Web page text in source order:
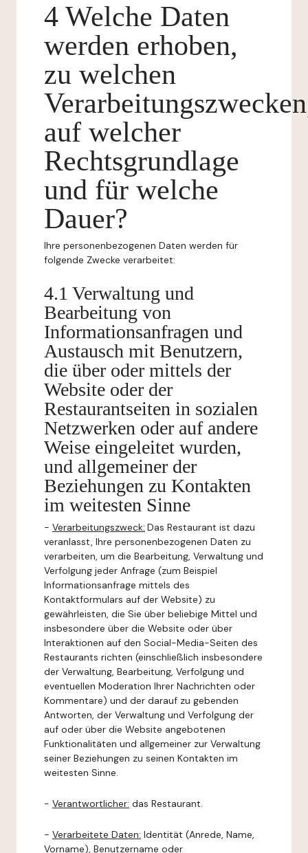
4 Welche Daten
werden erhoben,
zu welchen
auf welcher
Rechtsgrundlage
und für welche
Dauer?
Ihre personenbezogenen Daten werden für
folgende Zwecke verarbeitet:
4.1 Verwaltung und
Bearbeitung von
Informationsanfragen und
Austausch mit Benutzern,
die über oder mittels der
Website oder der
Restaurantseiten in sozialen
Netzwerken oder auf andere
Weise eingeleitet wurden,
und allgemeiner der
Beziehungen zu Kontakten
im weitesten Sinne
- Verarbeitungszweck: Das Restaurant ist dazu
veranlasst, Ihre personenbezogenen Daten zu
verarbeiten, um die Bearbeitung, Verwaltung und
Verfolgung jeder Anfrage (zum Beispiel
Informationsanfrage mittels des
Kontaktformulars auf der Website) zu
gewährleisten, die Sie über beliebige Mittel und
insbesondere über die Website oder über
Interaktionen auf den Social-Media-Seiten des
Restaurants richten (einschließlich insbesondere
der Verwaltung, Bearbeitung, Verfolgung und
eventuellen Moderation Ihrer Nachrichten oder
Kommentare) und der darauf zu gebenden
Antworten, der Verwaltung und Verfolgung der
auf oder über die Website angebotenen
Funktionalitäten und allgemeiner zur Verwaltung
seiner Beziehungen zu seinen Kontakten im
weitesten Sinne.
- Verantwortlicher: das Restaurant.
- Verarbeitete Daten: Identität (Anrede, Name,
Vorname), Benutzername oder